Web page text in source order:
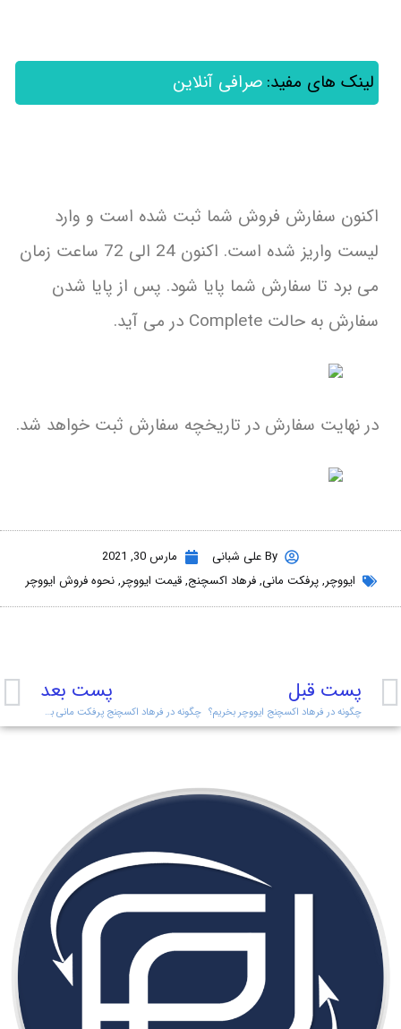
لینک های مفید:صرافی آنلاین
اکنون سفارش فروش شما ثبت شده است و وارد
لیست واریز شده است. اکنون 24 الی 72 ساعت زمان
می برد تا سفارش شما پایا شود. پس از پایا شدن
سفارش به حالت Complete در می آید.
در نهایت سفارش در تاریخچه سفارش ثبت خواهد شد.
Byعلی شبانی
مارس 30, 2021
ایووچر,پرفکت مانی,فرهاد اکسچنج,قیمت ایووچر,نحوه فروش ایووچر
پست قبل
چگونه در فرهاد اکسچنج ایووچر بخریم؟
پست بعد
چگونه در فرهاد اکسچنج پرفکت مانی بخریم؟